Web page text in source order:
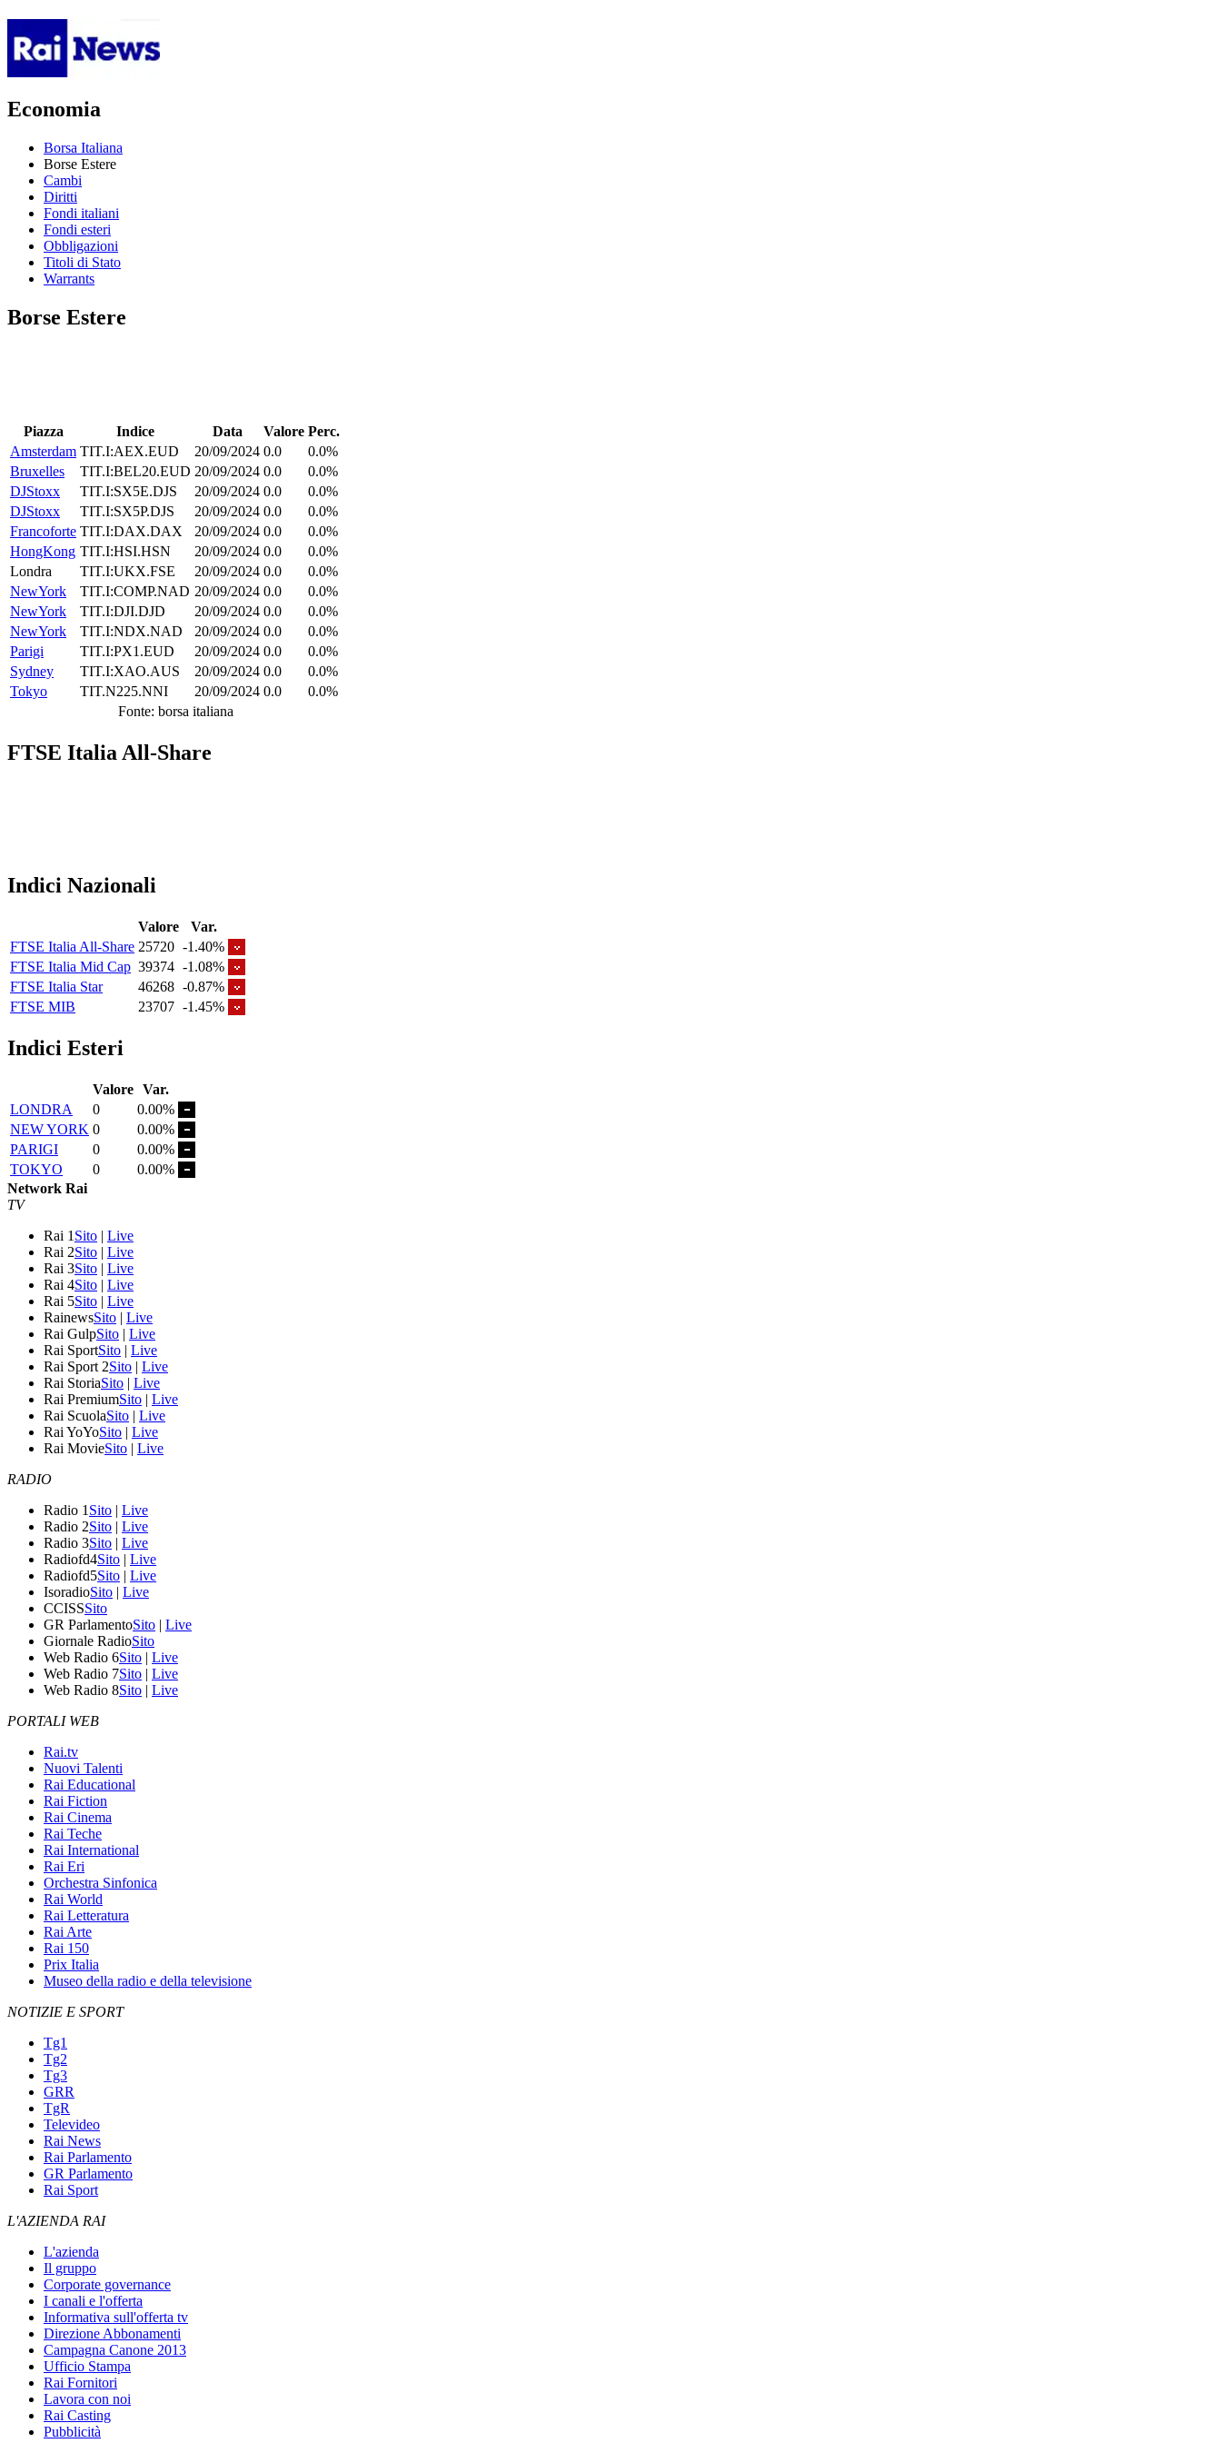
Economia
Borsa Italiana
Borse Estere
Cambi
Diritti
Fondi italiani
Fondi esteri
Obbligazioni
Titoli di Stato
Warrants
Borse Estere
Piazza Indice Data Valore Perc.
Amsterdam TIT.I:AEX.EUD 20/09/2024 0.0
0.0%
Bruxelles
TIT.I:BEL20.EUD 20/09/2024 0.0
0.0%
DJStoxx
TIT.I:SX5E.DJS 20/09/2024 0.0
0.0%
DJStoxx
TIT.I:SX5P.DJS 20/09/2024 0.0
0.0%
Francoforte TIT.I:DAX.DAX 20/09/2024 0.0
0.0%
HongKong TIT.I:HSI.HSN 20/09/2024 0.0
0.0%
Londra
TIT.I:UKX.FSE 20/09/2024 0.0
0.0%
NewYork
TIT.I:COMP.NAD 20/09/2024 0.0
0.0%
NewYork
TIT.I:DJI.DJD 20/09/2024 0.0
0.0%
NewYork
TIT.I:NDX.NAD 20/09/2024 0.0
0.0%
Parigi
TIT.I:PX1.EUD 20/09/2024 0.0
0.0%
Sydney
TIT.I:XAO.AUS 20/09/2024 0.0
0.0%
Tokyo
TIT.N225.NNI 20/09/2024 0.0
0.0%
Fonte: borsa italiana
FTSE Italia All-Share
Indici Nazionali
Valore
Var.
FTSE Italia All-Share 25720 -1.40%
FTSE Italia Mid Cap 39374 -1.08%
FTSE Italia Star
46268 -0.87%
FTSE MIB
23707 -1.45%
Indici Esteri
Valore Var.
LONDRA
0
0.00%
NEW YORK 0
0.00%
PARIGI
0
0.00%
TOKYO
0
0.00%
Network Rai
TV
Rai 1 Sito | Live
Rai 2Sito | Live
Rai 3Sito | Live
Rai 4Sito | Live
Rai 5Sito | Live
RainewsSito | Live
Rai GulpSito | Live
Rai SportSito | Live
Rai Sport 2Sito | Live
Rai StoriaSito | Live
Rai PremiumSito | Live
Rai ScuolaSito | Live
Rai YoYoSito | Live
Rai MovieSito | Live
RADIO
Radio 1 Sito | Live
Radio 2Sito | Live
Radio 3Sito | Live
Radiofd4Sito | Live
Radiofd5Sito | Live
IsoradioSito | Live
CCISSSito
GR ParlamentoSito | Live
Giornale RadioSito
Web Radio 6Sito | Live
Web Radio 7Sito | Live
Web Radio 8Sito | Live
PORTALI WEB
Rai.tv
Nuovi Talenti
Rai Educational
Rai Fiction
Rai Cinema
Rai Teche
Rai International
Rai Eri
Orchestra Sinfonica
Rai World
Rai Letteratura
Rai Arte
Rai 150
Prix Italia
Museo della radio e della televisione
NOTIZIE E SPORT
Tg1
Tg2
Tg3
GRR
TgR
Televideo
Rai News
Rai Parlamento
GR Parlamento
Rai Sport
L'AZIENDA RAI
L'azienda
Il gruppo
Corporate governance
I canali e l'offerta
Informativa sull'offerta tv
Direzione Abbonamenti
Campagna Canone 2013
Ufficio Stampa
Rai Fornitori
Lavora con noi
Rai Casting
Pubblicità